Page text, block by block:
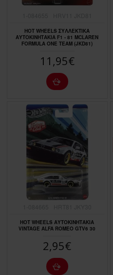
HOT WHEELS ΣΥΛΛΕΚΤΙΚΑ
ΑΥΤΟΚΙΝΗΤΑΚΙΑ F1 - 81 MCLAREN
FORMULA ONE TEAM (JKD81)
11,95€
HOT WHEELS ΑΥΤΟΚΙΝΗΤΑΚΙΑ
VINTAGE ALFA ROMEO GTV6 30
2,95€